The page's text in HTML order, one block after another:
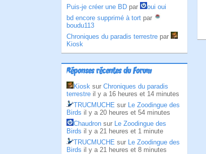
Puis-je créer une BD par
oui oui
bd encore supprimé à tort par
boudu113
Chroniques du paradis terrestre par
Kiosk
Réponses récentes du Forum
Kiosk sur Chroniques du paradis
terrestre il y a 16 heures et 14 minutes
TRUCMUCHE sur Le Zoodingue des
Birds il y a 20 heures et 54 minutes
Chaudron sur Le Zoodingue des
Birds il y a 21 heures et 1 minute
TRUCMUCHE sur Le Zoodingue des
Birds il y a 21 heures et 8 minutes